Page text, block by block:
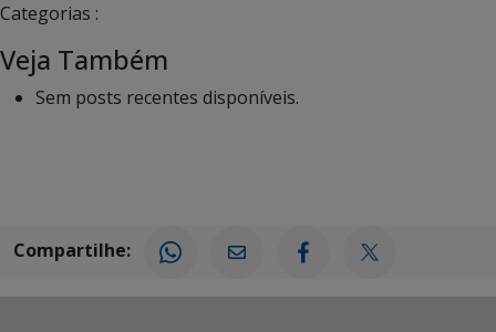
Categorias :
Veja Também
Sem posts recentes disponíveis.
Compartilhe: